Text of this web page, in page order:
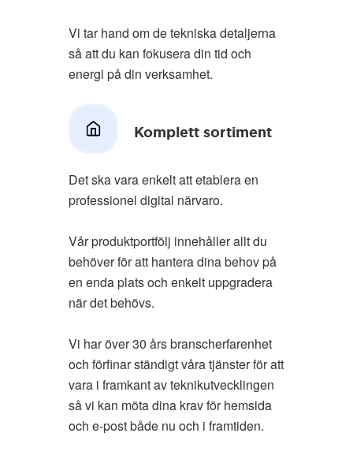
Vi tar hand om de tekniska detaljerna
så att du kan fokusera din tid och
energi på din verksamhet.
Komplett sortiment
Det ska vara enkelt att etablera en
professionel digital närvaro.
Vår produktportfölj innehåller allt du
behöver för att hantera dina behov på
en enda plats och enkelt uppgradera
när det behövs.
Vi har över 30 års branscherfarenhet
och förfinar ständigt våra tjänster för att
vara i framkant av teknikutvecklingen
så vi kan möta dina krav för hemsida
och e-post både nu och i framtiden.